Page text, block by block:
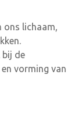
ons lichaam,
bij de
vorming van